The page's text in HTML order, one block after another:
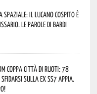
Spaziale: il lucano Cospito è
Le parole di Bardi
Coppa Città di Ruoti: 78
sulla ex SS7 Appia.